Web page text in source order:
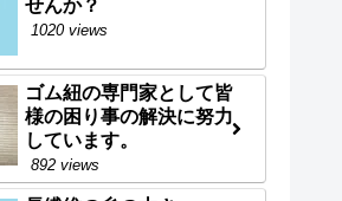
せんか？
1020 views
ゴム紐の専門家として皆
様の困り事の解決に努力
しています。
892 views